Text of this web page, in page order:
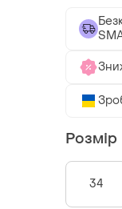
Розмір
34